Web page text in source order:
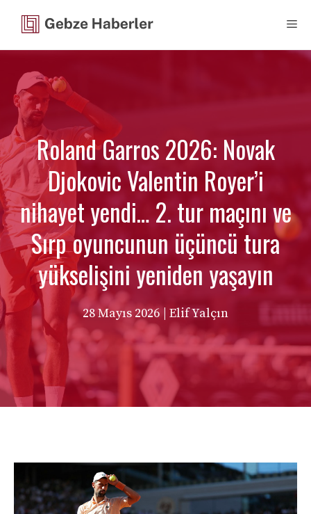
Roland Garros 2026: Novak
Djokovic Valentin Royer’i
nihayet yendi… 2. tur maçını ve
Sırp oyuncunun üçüncü tura
yükselişini yeniden yaşayın
28 Mayıs 2026 | Elif Yalçın